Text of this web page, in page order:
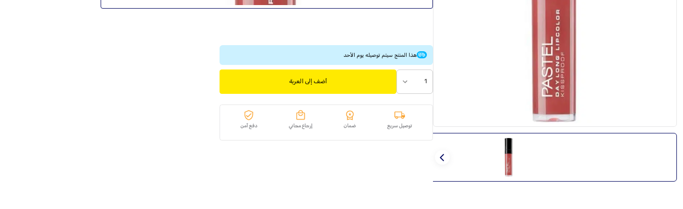
هذا المنتج سيتم توصيله يوم الأحد
1 أضف إلى العربة
توصيل سريع ضمان إرجاع مجاني دفع آمن